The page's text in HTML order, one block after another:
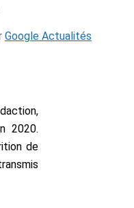
Google Actualités
2020.
de